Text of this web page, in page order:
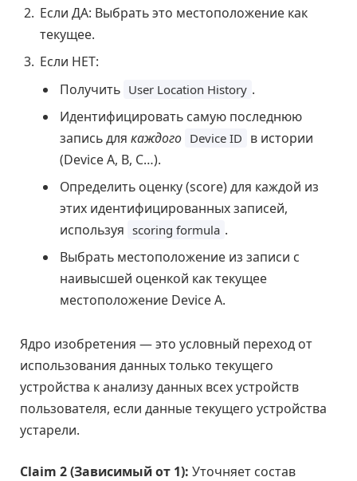
Если ДА: Выбрать это местоположение как
текущее.
Если НЕТ:
Получить User Location History .
Идентифицировать самую последнюю
запись для каждого Device ID в истории
(Device A, B, C…).
Определить оценку (score) для каждой из
этих идентифицированных записей,
используя scoring formula .
Выбрать местоположение из записи с
наивысшей оценкой как текущее
местоположение Device A.
Ядро изобретения — это условный переход от
использования данных только текущего
устройства к анализу данных всех устройств
пользователя, если данные текущего устройства
устарели.
Claim 2 (Зависимый от 1): Уточняет состав